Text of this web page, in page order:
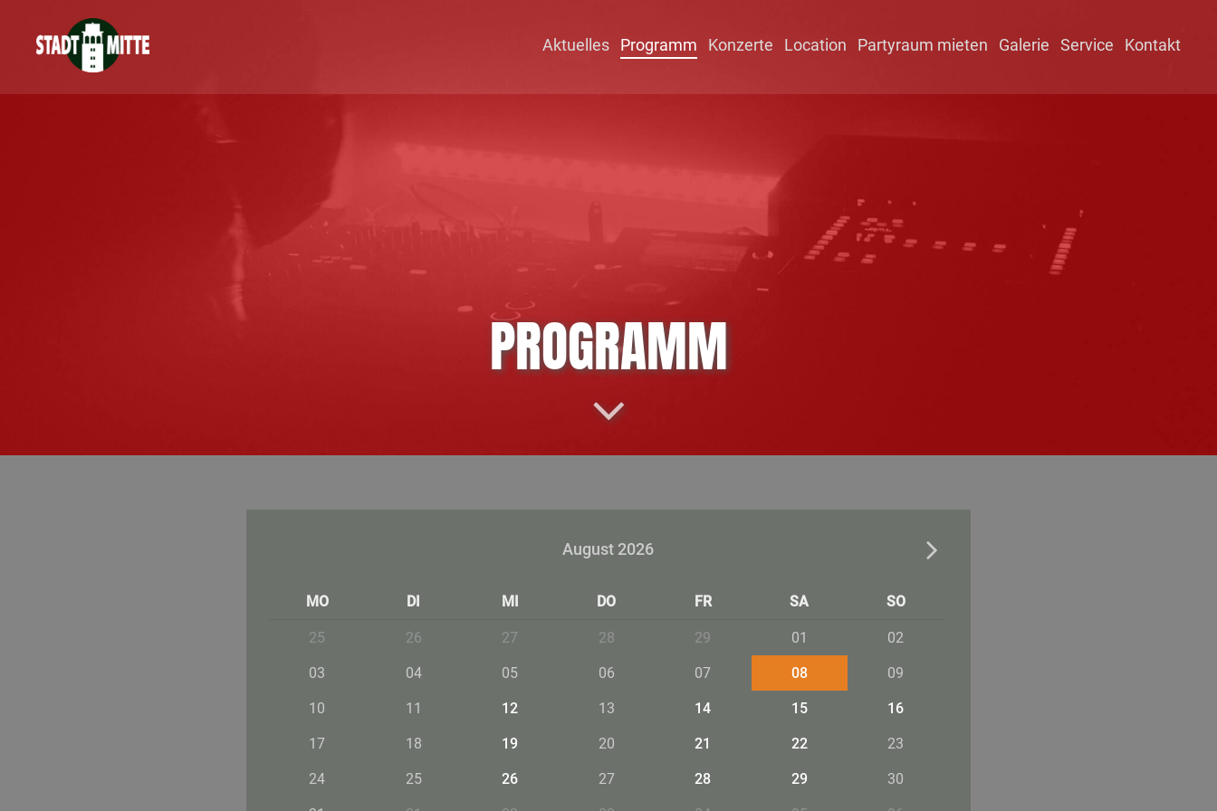
Aktuelles Programm Konzerte Location Partyraum mieten Galerie Service Kontakt
PROGRAMM
August 2026
MO DI MI DO FR SA SO
25 26 27 28 29 01 02
03 04 05 06 07 08 09
10 11 12 13 14 15 16
17 18 19 20 21 22 23
24 25 26 27 28 29 30